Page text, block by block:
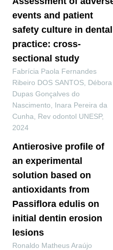
events and patient
safety culture in dental
practice: cross-
sectional study
Fabrícia Paola Fernandes
Ribeiro DOS SANTOS, Débora
Dupas Gonçalves do
Nascimento, Inara Pereira da
Cunha
Rev odontol UNESP,
2024
Antierosive profile of
an experimental
solution based on
antioxidants from
Passiflora edulis on
initial dentin erosion
lesions
Ronaldo Matheus Araújo